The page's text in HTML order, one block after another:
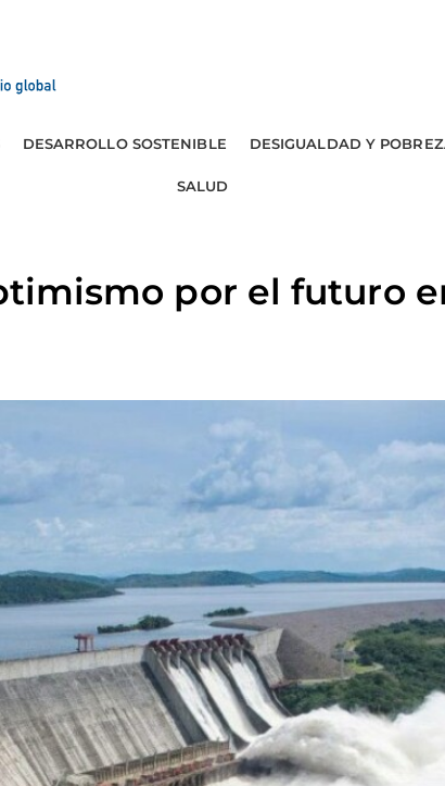
DESARROLLO SOSTENIBLE DESIGUALDAD Y
SALUD
por el futuro